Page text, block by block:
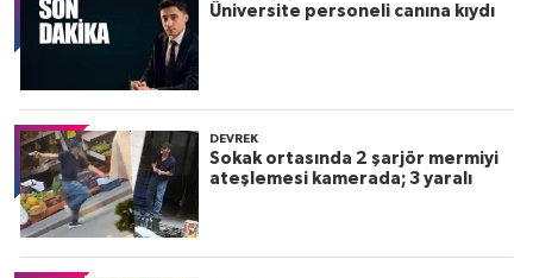
Üniversite personeli canına kıydı
DEVREK
Sokak ortasında 2 şarjör mermiyi
ateşlemesi kamerada; 3 yaralı